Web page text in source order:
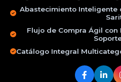
Abastecimiento Inteligente
Flujo de Compra Ágil
Catálogo Integral